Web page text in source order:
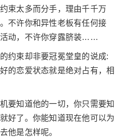
束太多而分手，理由千千万
不许你和异性老板有任何接
动，不许你穿露脐装……
约束却非要冠冕堂皇的说成:
的恋爱状态就是绝对占有，相
要知道他的一切，你只需要知
好了。你能知道现在他可以为
他是怎样呢。